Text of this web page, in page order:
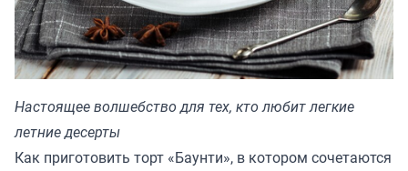
Настоящее волшебство для тех, кто любит легкие
летние десерты
Как приготовить торт «Баунти», в котором сочетаются